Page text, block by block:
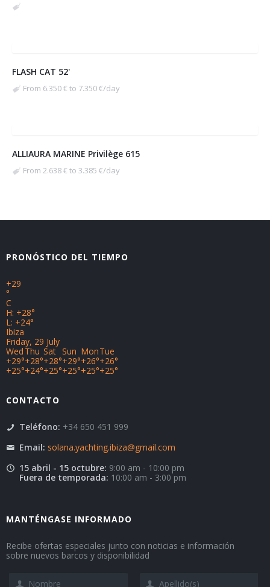
FLASH CAT 52'
From 6.350 € to 7.350 €/day
ALLIAURA MARINE Privilège 615
From 2.638 € to 3.385 €/day
PRONÓSTICO DEL TIEMPO
+29
°
C
H: +28°
L: +24°
Ibiza
Friday, 29 July
Wed Thu Sat Sun MonTue
+29°+28°+28°+29°+26°+26°
+25°+24°+25°+25°+25°+25°
CONTACTO
Teléfono: +34 650 451 999
Email: solana.yachting.ibiza@gmail.com
15 abril - 15 octubre: 9:00 am - 10:00 pm
Fuera de temporada: 10:00 am - 3:00 pm
MANTÉNGASE INFORMADO
Recibe ofertas especiales junto con noticias e información
sobre nuevos barcos y disponibilidad